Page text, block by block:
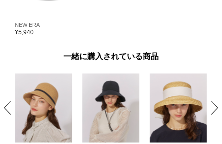
NEW ERA
¥5,940
一緒に購入されている商品